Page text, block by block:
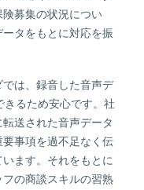
募集の状況につい
タをもとに対応を振
は、録音した音声デ
るため安心です。社
送された音声データ
事項を過不足なく伝
ます。それをもとに
の商談スキルの習熟